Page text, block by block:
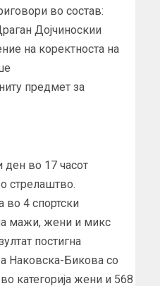
во состав:
Дојчиноскии
на коректноста на
предмет за
ден во 17 часот
стрелаштво.
во 4 спортски
мажи, жени и микс
постигна
Наковска-Бикова со
категорија жени и 568